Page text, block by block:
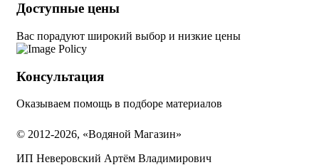
Доступные цены
Вас порадуют широкий выбор и низкие цены
Консультация
Оказываем помощь в подборе материалов
© 2012-2026, «Водяной Магазин»
ИП Неверовский Артём Владимирович